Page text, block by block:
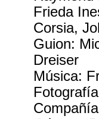
Frieda
Corsia,
Guion:
Dreiser
Música: